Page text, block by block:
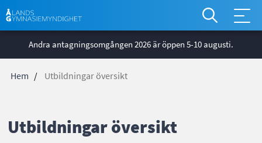
till
huvudinnehåll
Andra antagningsomgången 2026 är öppen 5-10 augusti.
*
global
Hem Utbildningar översikt
Utbildningar översikt